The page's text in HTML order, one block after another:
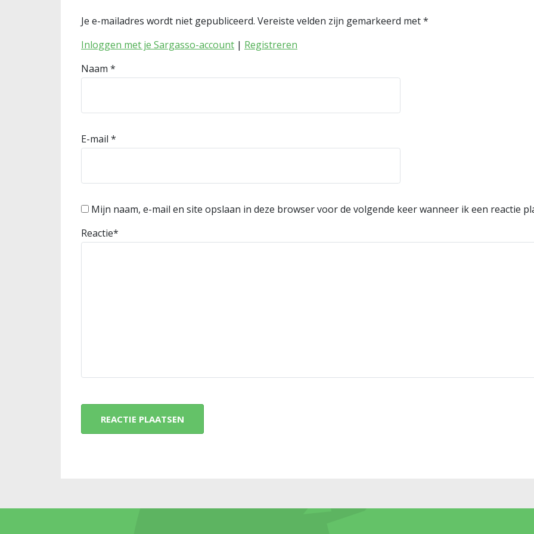
Je e-mailadres wordt niet gepubliceerd. Vereiste velden zijn gemarkeerd met*
Inloggen met je Sargasso-account | Registreren
Naam *
E-mail *
Mijn naam, e-mail en site opslaan in deze browser voor de volgende keer wanneer ik een reactie
Reactie*